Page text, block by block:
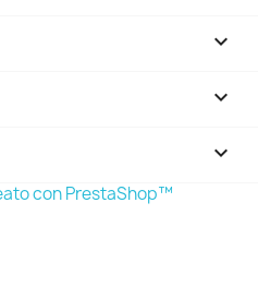


keyboard_arrow_down
con PrestaShop™